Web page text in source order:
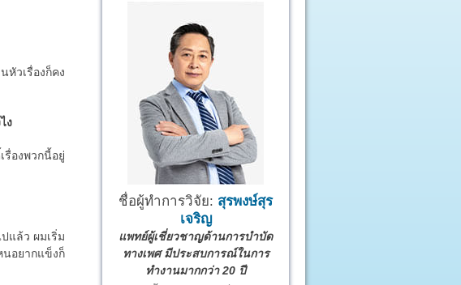
หัวเรื่องก็คง
ง
องพวกนี้อยู่
แล้ว ผมเริ่ม
นอยากแข็งก็
ชื่อผู้ทำการวิจัย: สุรพงษ์สุร
เจริญ
แพทย์ผู้เชี่ยวชาญด้านการบำบัด
ทางเพศ มีประสบการณ์ในการ
ทำงานมากกว่า 20 ปี